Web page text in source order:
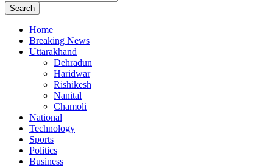
Search
Home
Breaking News
Uttarakhand
Dehradun
Haridwar
Rishikesh
Nanital
Chamoli
National
Technology
Sports
Politics
Business